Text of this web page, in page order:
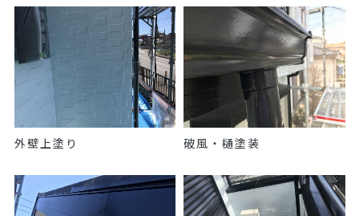
外壁上塗り 破風・樋塗装